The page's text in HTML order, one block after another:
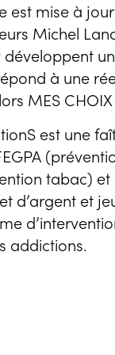
est mise à
Michel
développent
à une
MES
est une
tabac) et
d’argent et
addictions.